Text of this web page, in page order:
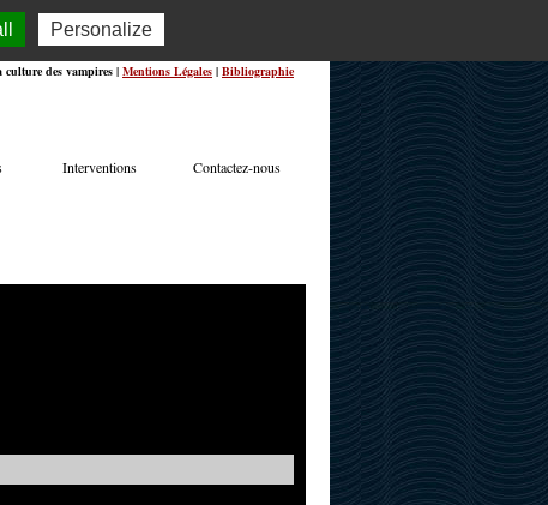
culture des vampires | Mentions Légales | Bibliographie
Interventions Contactez-nous
Personalize